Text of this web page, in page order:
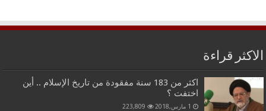
الاكثر قراءة
اكثر من 183 سنة مفقودة من تاريخ الإسلام .. أين
اختفت ؟
1 مارس,2018 223,809